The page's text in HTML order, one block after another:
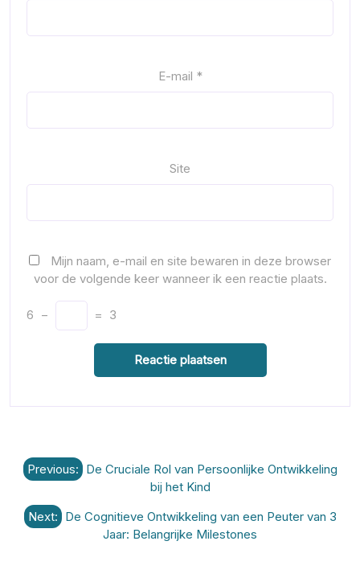
E-mail *
Site
Mijn naam, e-mail en site bewaren in deze browser
voor de volgende keer wanneer ik een reactie plaats.
6 − = 3
Berichtnavigatie
Previous: De Cruciale Rol van Persoonlijke Ontwikkeling
bij het Kind
Next: De Cognitieve Ontwikkeling van een Peuter van 3
Jaar: Belangrijke Milestones